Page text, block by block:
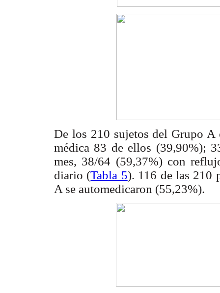
De los 210 sujetos del Grupo A
médica 83 de ellos (39,90%);
mes, 38/64 (59,37%) con
diario (Tabla 5). 116 de las 210
A se automedicaron (55,23%).